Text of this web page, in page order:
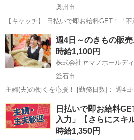
奥州市
【キャッチ】 日払いで即お給料GET！「
者×ブラッシュUP!!】女性多数活躍中!土日
高時給1400円！ 【コメント】 弊社なら事前の職場見学が多数！お仕
事安心スタート★...
岩手 奥州市 一般事務
週4日～のきもの販
時給1,100円
株式会社ヤマノホールデ
釜石市
主婦(夫)の働くを応援！ [勤務日数]： 週4日~5日 10:00~19:00 月/火/水/
木/金/土/日 などから選べます [勤務地・最寄駅]： 岩手県釜石市港町2-
1-1 イオンタウン釜石2F 東京きもの愛
岩手 釜石市 受付
日払いで即お給料
入力」【さらにスキ
時給1,350円